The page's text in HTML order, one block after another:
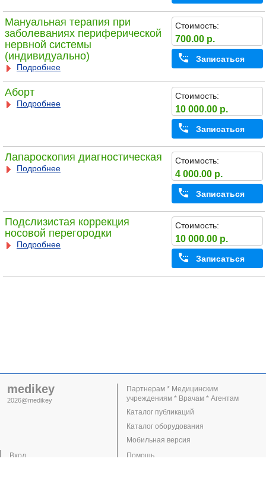
Мануальная терапия при
заболеваниях периферической
нервной системы
(индивидуально)
Подробнее
Стоимость:
700.00 р.
Записаться
Аборт
Подробнее
Стоимость:
10 000.00 р.
Записаться
Лапароскопия диагностическая
Подробнее
Стоимость:
4 000.00 р.
Записаться
Подслизистая коррекция
носовой перегородки
Подробнее
Стоимость:
10 000.00 р.
Записаться
medikey
2026@medikey
Вход
Партнерам * Медицинским
учреждениям * Врачам * Агентам
Каталог публикаций
Каталог оборудования
Мобильная версия
Помощь